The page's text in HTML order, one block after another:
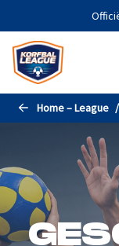
Naar de hoofdinhoud
Home – League